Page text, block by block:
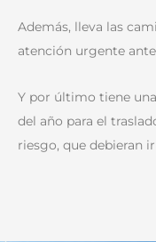
Además, lleva las
atención urgente
Y por último tiene
del año para el
riesgo, que debieran